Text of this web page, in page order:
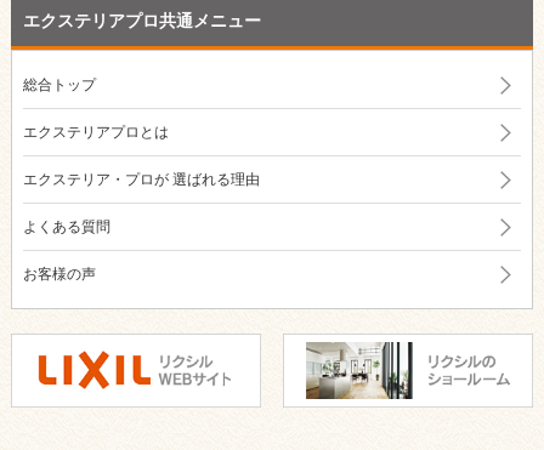
エクステリアプロ共通メニュー
総合トップ
エクステリアプロとは
エクステリア・プロが選ばれる理由
よくある質問
お客様の声